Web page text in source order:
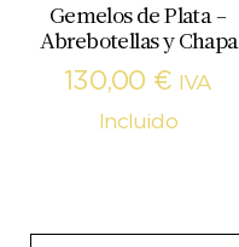
Gemelos de Plata –
Abrebotellas y Chapa
130,00 €
IVA
Incluido